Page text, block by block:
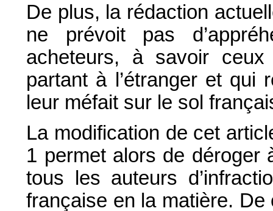
De plus, la rédaction
ne prévoit pas
acheteurs, à savoir
partant à l’étranger et qui
leur méfait sur le sol
La modification de cet
1 permet alors de déroger
tous les auteurs
française en la matière.